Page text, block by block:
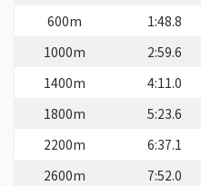
600m
1:48.8
1000m
2:59.6
1400m
4:11.0
1800m
5:23.6
2200m
6:37.1
2600m
7:52.0